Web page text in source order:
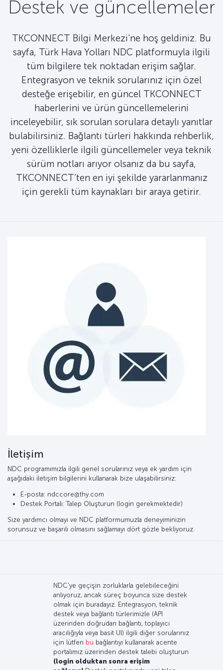
Destek ve güncellemeler
TKCONNECT Bilgi Merkezi'ne hoş geldiniz. Bu
sayfa, Türk Hava Yolları NDC platformuyla ilgili
tüm bilgilere tek noktadan erişim sağlar.
Entegrasyon ve teknik sorularınız için özel
desteğe erişebilir, en güncel TKCONNECT
haberlerini ve ürün güncellemelerini
inceleyebilir, sık sorulan sorulara detaylı yanıtlar
bulabilirsiniz. Bağlantı türleri hakkında rehberlik,
yeni özelliklerle ilgili güncellemeler veya teknik
sürüm notları arıyor olsanız da bu sayfa,
TKCONNECT'ten en iyi şekilde yararlanmanız
için gerekli tüm kaynakları bir araya getirir.
İletişim
NDC programımızla ilgili genel sorularınız veya ek yardım için
aşağıdaki iletişim bilgilerini kullanarak bize ulaşabilirsiniz:
E-posta: ndccore@thy.com
Destek Portalı: Talep Oluşturun (login gerekmektedir)
Size yardımcı olmayı ve NDC platformumuzla deneyiminizin
sorunsuz ve başarılı olmasını sağlamayı dört gözle bekliyoruz.
NDC'ye geçişin zorluklarla gelebileceğini
anlıyoruz, ancak süreç boyunca size destek
olmak için buradayız. Entegrasyon, teknik
destek veya bağlantı türlerimizle (API
üzerinden doğrudan bağlantı, toplayıcı
aracılığıyla veya basit UI) ilgili diğer sorularınız
için lütfen bu bağlantıyı kullanarak acente
portalımız üzerinden destek talebi oluşturun
(login olduktan sonra erişim